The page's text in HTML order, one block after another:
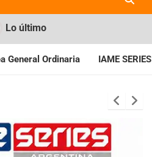
Lo último
IAME SERIES ARGENTINA: